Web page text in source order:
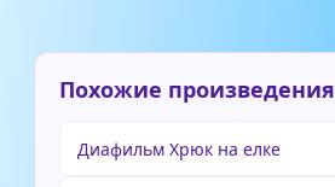
Похожие произведения
Диафильм Хрюк на елке